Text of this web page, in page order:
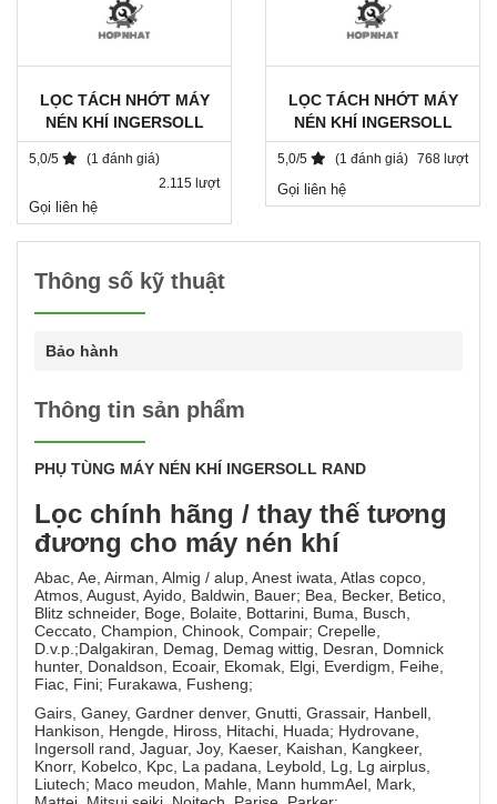
LỌC TÁCH NHỚT MÁY
NÉN KHÍ INGERSOLL
RAND / 22219174 / DB
2525
5,0/5
(1 đánh giá)
2.115 lượt
Gọi liên hệ
LỌC TÁCH NHỚT MÁY
NÉN KHÍ INGERSOLL
RAND 39890660 /
AY1025.11080/V1
5,0/5 (1 đánh giá) 768 lượt
Gọi liên hệ
Thông số kỹ thuật
Bảo hành
Thông tin sản phẩm
PHỤ TÙNG MÁY NÉN KHÍ INGERSOLL RAND
Lọc chính hãng / thay thế tương
đương cho máy nén khí
Abac, Ae, Airman, Almig / alup, Anest iwata, Atlas copco,
Atmos, August, Ayido, Baldwin, Bauer; Bea, Becker, Betico,
Blitz schneider, Boge, Bolaite, Bottarini, Buma, Busch,
Ceccato, Champion, Chinook, Compair; Crepelle,
D.v.p.;Dalgakiran, Demag, Demag wittig, Desran, Domnick
hunter, Donaldson, Ecoair, Ekomak, Elgi, Everdigm, Feihe,
Fiac, Fini; Furakawa, Fusheng;
Gairs, Ganey, Gardner denver, Gnutti, Grassair, Hanbell,
Hankison, Hengde, Hiross, Hitachi, Huada; Hydrovane,
Ingersoll rand, Jaguar, Joy, Kaeser, Kaishan, Kangkeer,
Knorr, Kobelco, Kpc, La padana, Leybold, Lg, Lg airplus,
Liutech; Maco meudon, Mahle, Mann hummAel, Mark,